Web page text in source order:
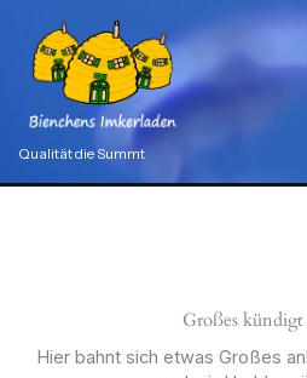
Inhalt
springen
Qualität die Summt
Großes kündigt
Hier bahnt sich etwas Großes